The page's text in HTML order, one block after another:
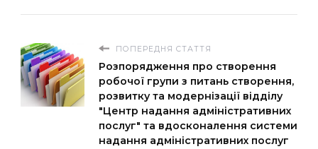
ПОПЕРЕДНЯ СТАТТЯ
Розпорядження про створення
робочої групи з питань створення,
розвитку та модернізації відділу
"Центр надання адміністративних
послуг" та вдосконалення системи
надання адміністративних послуг